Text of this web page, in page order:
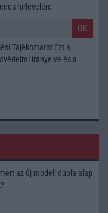
hírlevelére
OK
Tájékoztatót Ezt a
irányelve és a
az új modell dupla alap